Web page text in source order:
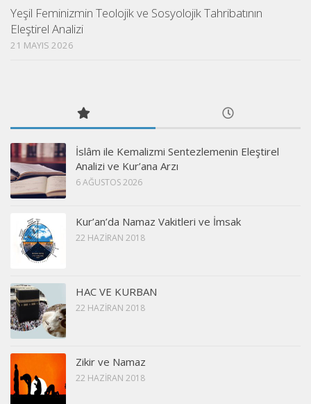
Yeşil Feminizmin Teolojik ve Sosyolojik Tahribatının
Eleştirel Analizi
21 MAYIS 2026
İslâm ile Kemalizmi Sentezlemenin Eleştirel
Analizi ve Kur’ana Arzı
6 AĞUSTOS 2026
Kur’an’da Namaz Vakitleri ve İmsak
22 HAZIRAN 2018
HAC VE KURBAN
22 HAZIRAN 2018
Zikir ve Namaz
22 HAZIRAN 2018